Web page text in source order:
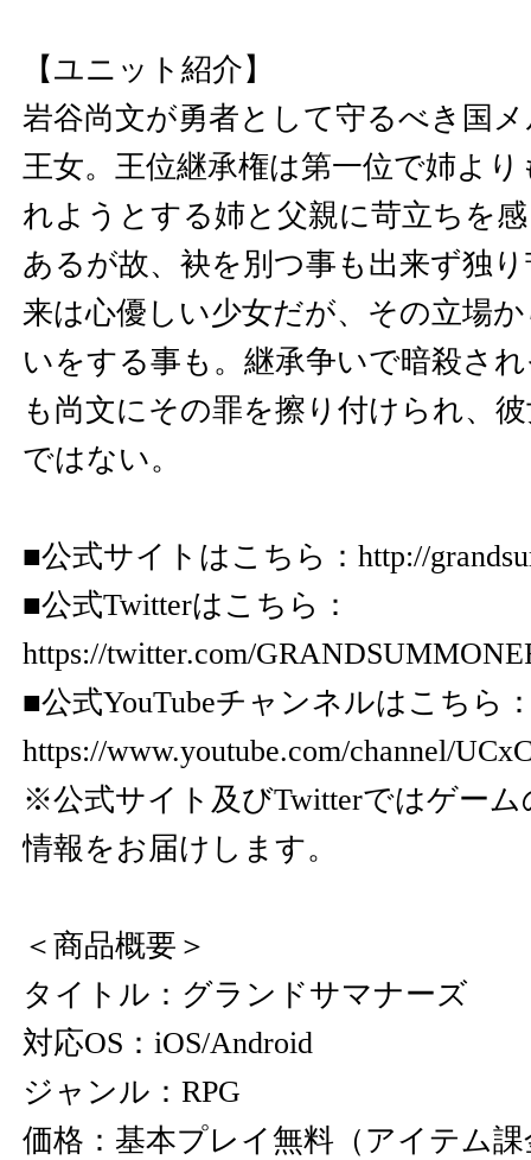
【ユニット紹介】
岩谷尚文が勇者として守るべき国
王女。王位継承権は第一位で姉よ
れようとする姉と父親に苛立ちを
あるが故、袂を別つ事も出来ず独
来は心優しい少女だが、その立場
いをする事も。継承争いで暗殺さ
も尚文にその罪を擦り付けられ、
ではない。
​​​​​■公式サイトはこちら： http://
■公式Twitterはこちら：
https://twitter.com/
■公式YouTubeチャンネルはこちら
https://www.youtube.com/channel/
※公式サイト及びTwitterではゲーム
情報をお届けします。
＜商品概要＞
タイトル：グランドサマナーズ
対応OS：iOS/Android
ジャンル：RPG
価格：基本プレイ無料（アイテム課